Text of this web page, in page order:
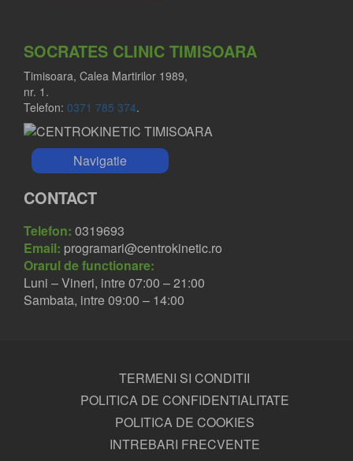
SOCRATES CLINIC TIMISOARA
Timisoara, Calea Martirilor 1989,
nr. 1.
Telefon: 0371 785 374.
Navigatie
CONTACT
Telefon: 0319693
Email: programari@centrokinetic.ro
Orarul de functionare:
Luni – Vineri, intre 07:00 – 21:00
Sambata, intre 09:00 – 14:00
TERMENI SI CONDITII
POLITICA DE CONFIDENTIALITATE
POLITICA DE COOKIES
INTREBARI FRECVENTE